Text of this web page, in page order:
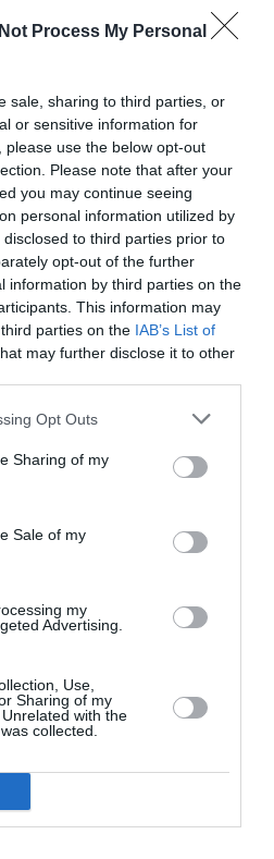
Process My Personal
sale, sharing to third parties, or
or sensitive information for
use the below opt-out
Please note that after your
you may continue seeing
personal information utilized by
to third parties prior to
opt-out of the further
information by third parties on the
This information may
parties on the IAB’s List of
may further disclose it to other
Opt Outs
Sharing of my
Sale of my
my
Advertising.
Use,
Sharing of my
with the
collected.
associazioni varie
immigrati. Secondo voi ce la
su Facebook il segretario
Matteo Salvini, a proposito di
del gruppo della Lega Nord
tutto il territorio nazionale
d’opacità troppo spesso
onlus che hanno in gestione
così, dell’immigrazione« , ha
Carroccio Massimiliano
questo governo, era un
organizzata e i fatti di
è la realtà
« , ha aggiunto,
della Procura di Roma dalla
l’altro, guadagni illeciti dalla
per gli immigrati.
è anche quello di
tra cooperative e onlus a
e di quale soggetto si